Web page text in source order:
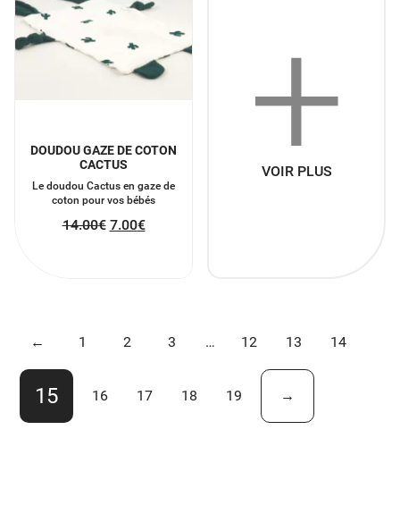
DOUDOU GAZE DE COTON
CACTUS
Le doudou Cactus en gaze de
coton pour vos bébés
14.00€ 7.00€
+
VOIR PLUS
← 1 2 3 … 12 13 14
15 16 17 18 19 →